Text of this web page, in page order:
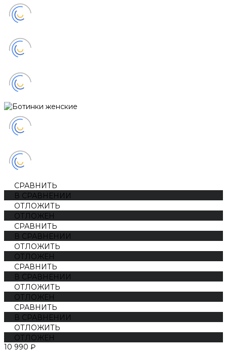
СРАВНИТЬ
В СРАВНЕНИИ
ОТЛОЖИТЬ
ОТЛОЖЕН
СРАВНИТЬ
В СРАВНЕНИИ
ОТЛОЖИТЬ
ОТЛОЖЕН
СРАВНИТЬ
В СРАВНЕНИИ
ОТЛОЖИТЬ
ОТЛОЖЕН
СРАВНИТЬ
В СРАВНЕНИИ
ОТЛОЖИТЬ
ОТЛОЖЕН
10 990 ₽